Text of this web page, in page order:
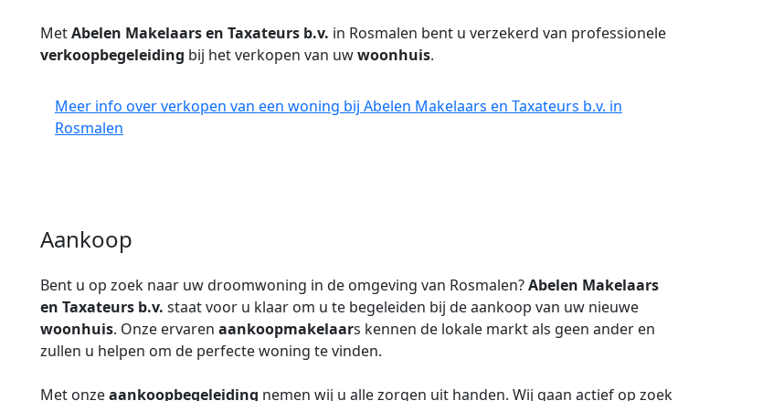
MetAbelen Makelaars en Taxateurs b.v. in Rosmalen bent u verzekerd van professionele
verkoopbegeleiding bij het verkopen van uwwoonhuis.
Meer info over verkopen van een woning bij Abelen Makelaars en Taxateurs b.v. in
Rosmalen
Aankoop
Bent u op zoek naar uw droomwoning in de omgeving van Rosmalen?Abelen Makelaars
en Taxateurs b.v. staat voor u klaar om u te begeleiden bij de aankoop van uw nieuwe
woonhuis. Onze ervaren aankoopmakelaars kennen de lokale markt als geen ander en
zullen u helpen om de perfecte woning te vinden.
Met onzeaankoopbegeleiding nemen wij u alle zorgen uit handen. Wij gaan actief op zoek